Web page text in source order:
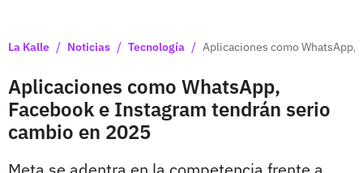
La Kalle / Noticias / Tecnología / Aplicaciones como WhatsApp,
Aplicaciones como WhatsApp,
Facebook e Instagram tendrán serio
cambio en 2025